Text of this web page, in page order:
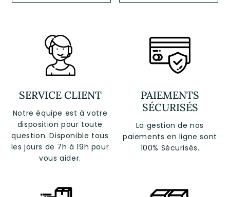
SERVICE CLIENT
Notre équipe est à votre
disposition pour toute
question. Disponible tous
les jours de 7h à 19h pour
vous aider.
PAIEMENTS
SÉCURISÉS
La gestion de nos
paiements en ligne sont
100% Sécurisés.